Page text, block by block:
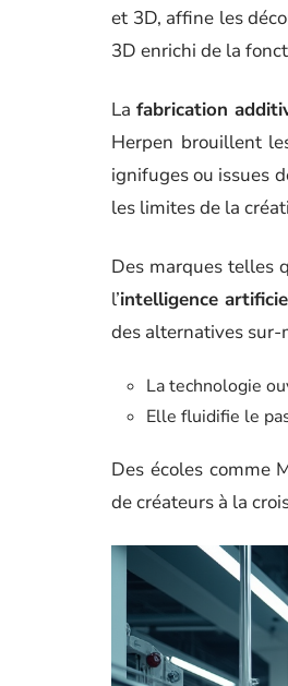
et 3D, affine les
3D enrichi de la
La fabrication
Herpen brouillent
ignifuges ou issues
les limites de la
Des marques telles
l’intelligence
des alternatives sur-
La technologie
Elle fluidifie le
Des écoles comme
de créateurs à la